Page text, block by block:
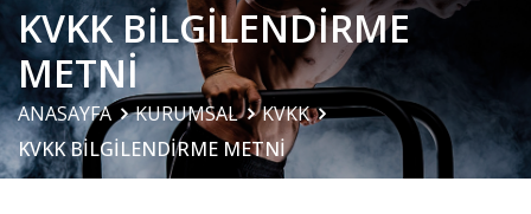
KVKK BİLGİLENDİRME
METNİ
ANASAYFA KURUMSAL
KVKK
KVKK BİLGİLENDİRME METNİ